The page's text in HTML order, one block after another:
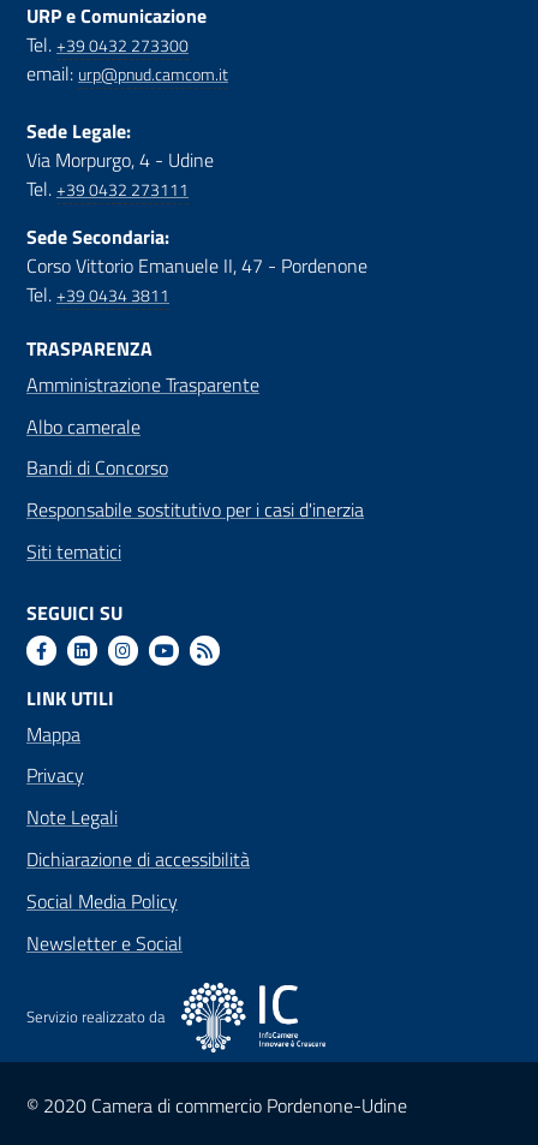
URP e Comunicazione
Tel.+39 0432 273300
email: urp@pnud.camcom.it
Sede Legale:
Via Morpurgo, 4 - Udine
Tel.+39 0432 273111
Sede Secondaria:
Corso Vittorio Emanuele II, 47 - Pordenone
Tel.+39 0434 3811
TRASPARENZA
Amministrazione Trasparente
Albo camerale
Bandi di Concorso
Responsabile sostitutivo per i casi d'inerzia
Siti tematici
SEGUICI SU
LINK UTILI
Mappa
Privacy
Note Legali
Dichiarazione di accessibilità
Social Media Policy
Newsletter e Social
Servizio realizzato da
Sezione Link Utili
© 2020 Camera di commercio Pordenone-Udine